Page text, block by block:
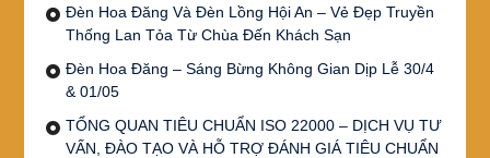
Đèn Hoa Đăng Và Đèn Lồng Hội An – Vẻ Đẹp Truyền
Thống Lan Tỏa Từ Chùa Đến Khách Sạn
Đèn Hoa Đăng – Sáng Bừng Không Gian Dịp Lễ 30/4
& 01/05
TỔNG QUAN TIÊU CHUẨN ISO 22000 – DỊCH VỤ TƯ
VẤN, ĐÀO TẠO VÀ HỖ TRỢ ĐÁNH GIÁ TIÊU CHUẨN